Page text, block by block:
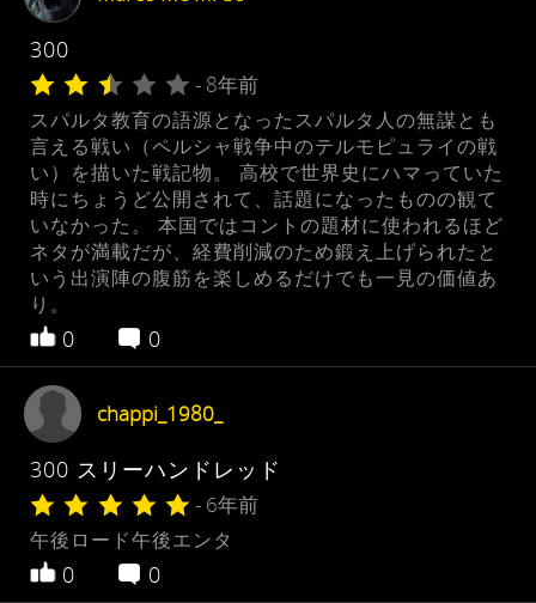
300
- 8年前
スパルタ教育の語源となったスパルタ人の無謀とも
言える戦い（ペルシャ戦争中のテルモピュライの戦
い）を描いた戦記物。 高校で世界史にハマっていた
時にちょうど公開されて、話題になったものの観て
いなかった。 本国ではコントの題材に使われるほど
ネタが満載だが、経費削減のため鍛え上げられたと
いう出演陣の腹筋を楽しめるだけでも一見の価値あ
り。
0 0
chappi_1980_
300 スリーハンドレッド
- 6年前
午後ロード午後エンタ
0 0